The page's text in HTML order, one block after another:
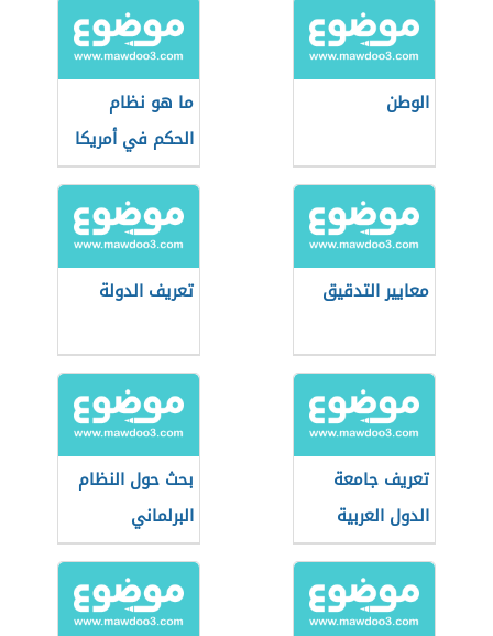
الوطن
ما هو نظام
الحكم في أمريكا
معايير التدقيق تعريف الدولة
تعريف جامعة
الدول العربية
بحث حول النظام
البرلماني